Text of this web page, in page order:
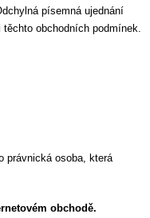
písemná ujednání
obchodních podmínek.
právnická osoba, která
obchodě.